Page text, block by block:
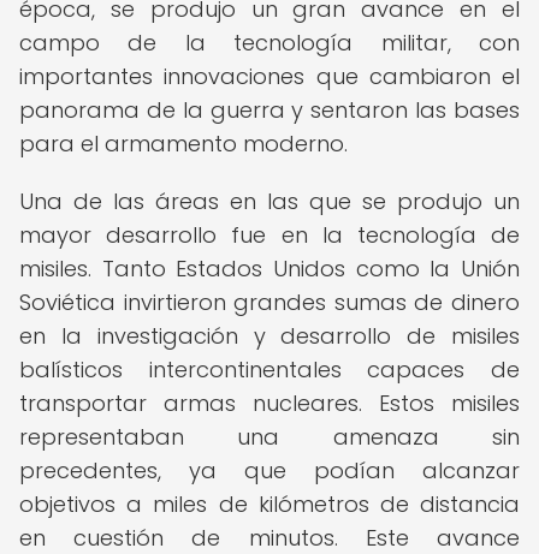
época, se produjo un gran avance en el
campo de la tecnología militar, con
importantes innovaciones que cambiaron el
panorama de la guerra y sentaron las bases
para el armamento moderno.
Una de las áreas en las que se produjo un
mayor desarrollo fue en la tecnología de
misiles. Tanto Estados Unidos como la Unión
Soviética invirtieron grandes sumas de dinero
en la investigación y desarrollo de misiles
balísticos intercontinentales capaces de
transportar armas nucleares. Estos misiles
representaban una amenaza sin
precedentes, ya que podían alcanzar
objetivos a miles de kilómetros de distancia
en cuestión de minutos. Este avance